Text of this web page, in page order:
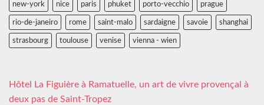
new-york nice paris phuket porto-vecchio prague
rio-de-janeiro rome saint-malo sardaigne savoie shanghai
strasbourg toulouse venise vienna - wien
Hôtel La Figuière à Ramatuelle, un art de vivre provençal à
deux pas de Saint-Tropez